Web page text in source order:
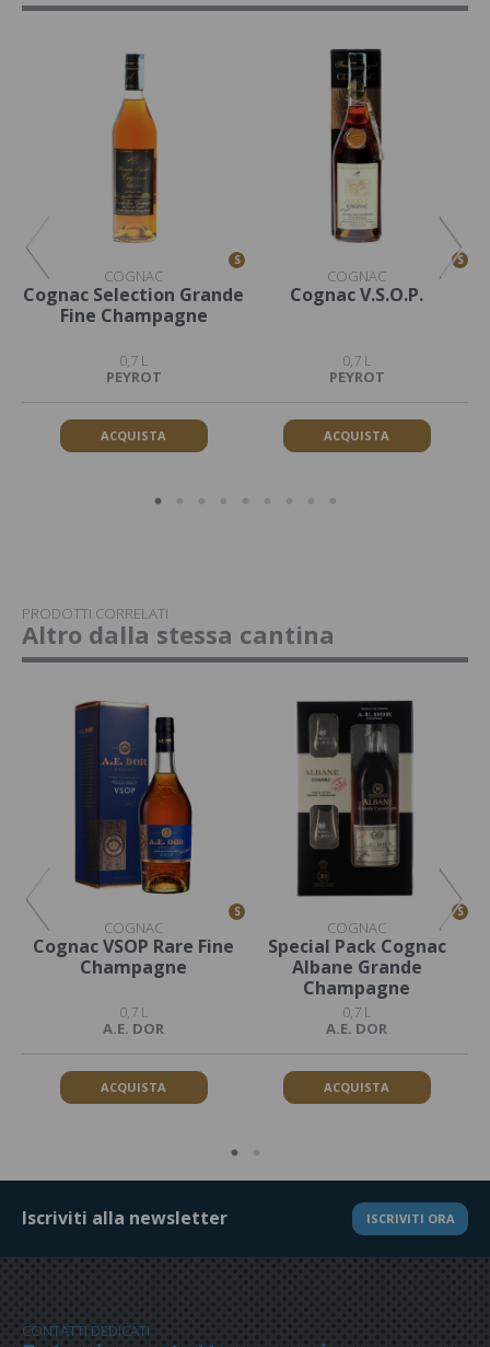
S
COGNAC
Cognac Selection Grande
Fine Champagne
0,7 L
PEYROT
ACQUISTA
S
COGNAC
Cognac V.S.O.P.
0,7 L
PEYROT
ACQUISTA
PRODOTTI CORRELATI
Altro dalla stessa cantina
S
COGNAC
Cognac VSOP Rare Fine
Champagne
0,7 L
A.E. DOR
ACQUISTA
S
COGNAC
Special Pack Cognac
Albane Grande
Champagne
0,7 L
A.E. DOR
ACQUISTA
Iscriviti alla newsletter ISCRIVITI ORA
CONTATTI DEDICATI